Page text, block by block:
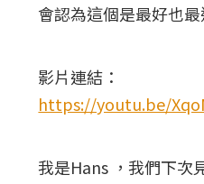
會認為這個是最好也
影片連結：
https://youtu.be/
我是Hans ，我們下次